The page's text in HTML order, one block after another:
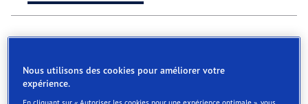
Find your tyres
Nous utilisons des cookies pour améliorer votre
expérience.